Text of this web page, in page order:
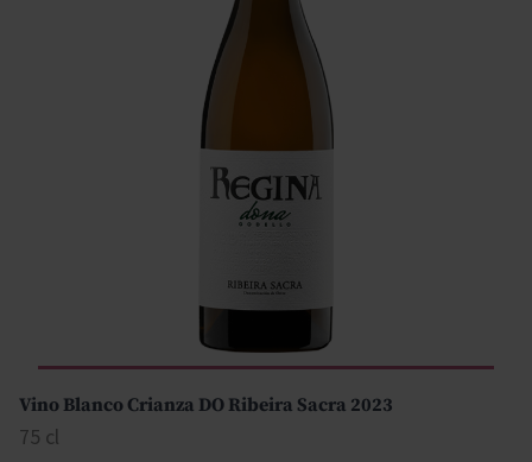
Vino Blanco Crianza DO Ribeira Sacra 2023
75 cl